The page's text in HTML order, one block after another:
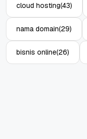
cloud hosting(43)
nama domain(29)
bisnis online(26)